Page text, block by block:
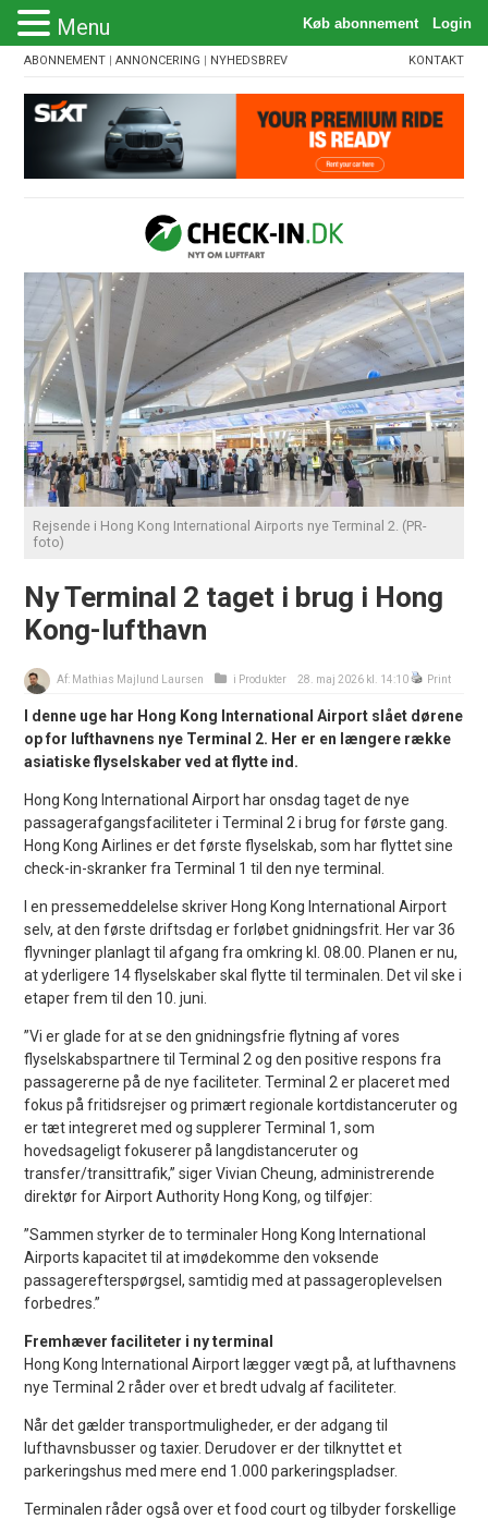
ABONNEMENT |ANNONCERING | NYHEDSBREV KONTAKT
Rejsende i Hong Kong International Airports nye Terminal 2. (PR-
foto)
Ny Terminal 2 taget i brug i Hong
Kong-lufthavn
Af: Mathias Majlund Laursen i Produkter 28. maj 2026 kl. 14:10 Print
I denne uge har Hong Kong International Airport slået dørene
op for lufthavnens nye Terminal 2. Her er en længere række
asiatiske flyselskaber ved at flytte ind.
Hong Kong International Airport har onsdag taget de nye
passagerafgangsfaciliteter i Terminal 2 i brug for første gang.
Hong Kong Airlines er det første flyselskab, som har flyttet sine
check-in-skranker fra Terminal 1 til den nye terminal.
I en pressemeddelelse skriver Hong Kong International Airport
selv, at den første driftsdag er forløbet gnidningsfrit. Her var 36
flyvninger planlagt til afgang fra omkring kl. 08.00. Planen er nu,
at yderligere 14 flyselskaber skal flytte til terminalen. Det vil ske i
etaper frem til den 10. juni.
”Vi er glade for at se den gnidningsfrie flytning af vores
flyselskabspartnere til Terminal 2 og den positive respons fra
passagererne på de nye faciliteter. Terminal 2 er placeret med
fokus på fritidsrejser og primært regionale kortdistanceruter og
er tæt integreret med og supplerer Terminal 1, som
hovedsageligt fokuserer på langdistanceruter og
transfer/transittrafik,” siger Vivian Cheung, administrerende
direktør for Airport Authority Hong Kong, og tilføjer:
”Sammen styrker de to terminaler Hong Kong International
Airports kapacitet til at imødekomme den voksende
passagerefterspørgsel, samtidig med at passageroplevelsen
forbedres.”
Fremhæver faciliteter i ny terminal
Hong Kong International Airport lægger vægt på, at lufthavnens
nye Terminal 2 råder over et bredt udvalg af faciliteter.
Når det gælder transportmuligheder, er der adgang til
lufthavnsbusser og taxier. Derudover er der tilknyttet et
parkeringshus med mere end 1.000 parkeringspladser.
Terminalen råder også over et food court og tilbyder forskellige
Menu